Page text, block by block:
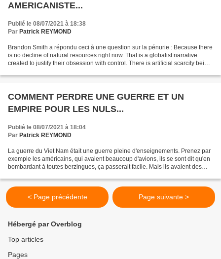
AMERICANISTE...
Publié le 08/07/2021 à 18:38
Par Patrick REYMOND
Brandon Smith a répondu ceci à une question sur la pénurie : Because there
is no decline of natural resources right now. That is a globalist narrative
created to justify their obsession with control. There is artificial scarcity being
COMMENT PERDRE UNE GUERRE ET UN
EMPIRE POUR LES NULS...
Publié le 08/07/2021 à 18:04
Par Patrick REYMOND
La guerre du Viet Nam était une guerre pleine d'enseignements. Prenez par
exemple les américains, qui avaient beaucoup d'avions, ils se sont dit qu'en
bombardant à toutes berzingues, ça passerait facile. Mais ils avaient des
< Page précédente Page suivante >
Hébergé par Overblog
Top articles
Pages